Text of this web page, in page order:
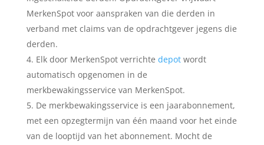
MerkenSpot voor aanspraken van die derden in
verband met claims van de opdrachtgever jegens die
derden.
Elk door MerkenSpot verrichte depotwordt
automatisch opgenomen in de
merkbewakingsservice van MerkenSpot.
De merkbewakingsservice is een jaarabonnement,
met een opzegtermijn van één maand voor het einde
van de looptijd van het abonnement. Mocht de